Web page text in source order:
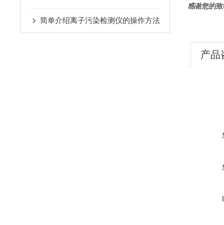
简单介绍离子污染检测仪的操作方法
感谢您的
产品